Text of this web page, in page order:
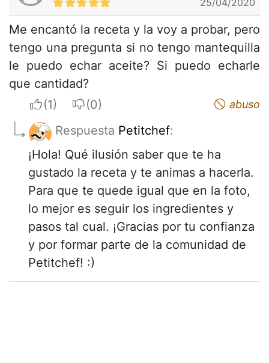
25/04/2020
Me encantó la receta y la voy a probar, pero
tengo una pregunta si no tengo mantequilla
le puedo echar aceite? Si puedo echarle
que cantidad?
I apreciateI do not appreciate abuso
Respuesta Petitchef:
¡Hola! Qué ilusión saber que te ha
gustado la receta y te animas a hacerla.
Para que te quede igual que en la foto,
lo mejor es seguir los ingredientes y
pasos tal cual. ¡Gracias por tu confianza
y por formar parte de la comunidad de
Petitchef! :)